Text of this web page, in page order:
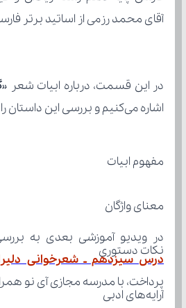
آقای محمد رزمی از اساتید برتر
در این قسمت، درباره ابیات شعر «
اشاره می‌کنیم و بررسی این داستان
مفهوم ابیات
معنای واژگان
نکات دستوری
آرایه‌های ادبی
در ویدیو آموزشی بعدی به
درس سیزدهم ـ شعرخوانی
پرداخت، با مدرسه مجازی آی نو